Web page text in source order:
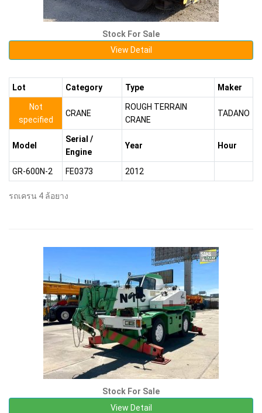
Stock For Sale
View Detail
Lot Category Type Maker
Not
specified
CRANE
ROUGH TERRAIN
CRANE
TADANO
Model
Serial /
Engine
Year Hour
GR-600N-2 FE0373 2012
รถเครน 4 ล้อยาง
Stock For Sale
View Detail